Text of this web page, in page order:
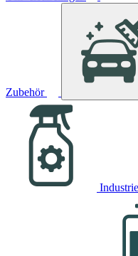
Zubehör